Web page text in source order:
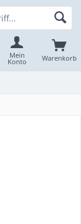
Warenkorb
Mein
Konto